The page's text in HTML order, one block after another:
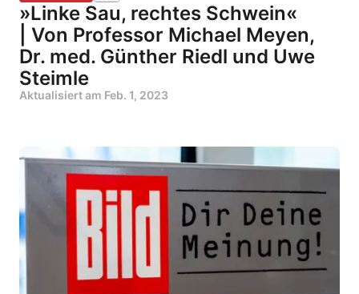
»Linke Sau, rechtes Schwein«
| Von Professor Michael Meyen,
Dr. med. Günther Riedl und Uwe
Steimle
Aktualisiert am Feb. 1, 2023